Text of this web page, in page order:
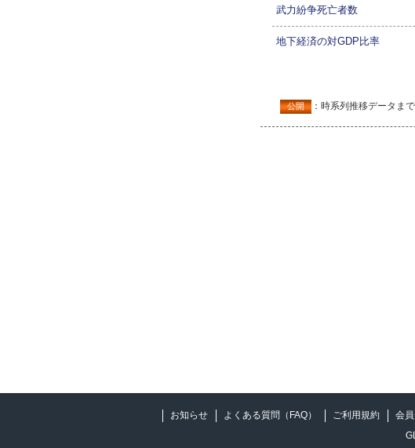
武力紛争死亡者数
地下経済の対GDP比率
公開 ：時系列推移データま
お知らせ よくある質問（FAQ） ご利用規約 会